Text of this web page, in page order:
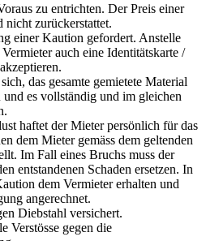
zu entrichten. Der Preis einer
nicht zurückerstattet.
einer Kaution gefordert. Anstelle
auch eine Identitätskarte /
das gesamte gemietete Material
es vollständig und im gleichen
haftet der Mieter persönlich für das
dem Mieter gemäss dem geltenden
Im Fall eines Bruchs muss der
entstandenen Schaden ersetzen. In
dem Vermieter erhalten und
angerechnet.
Diebstahl versichert.
Verstösse gegen die